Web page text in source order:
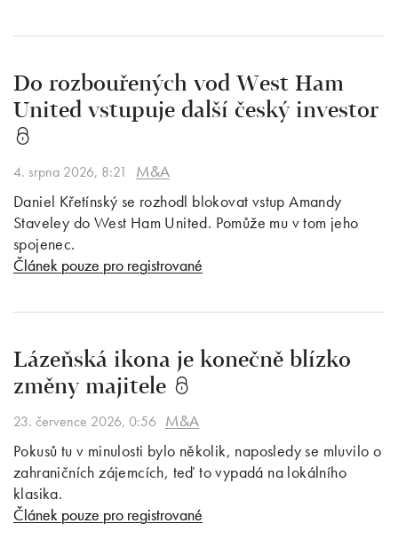
Do rozbouřených vod West Ham
United vstupuje další český investor
4. srpna 2026, 8:21
M&A
Daniel Křetínský se rozhodl blokovat vstup Amandy
Staveley do West Ham United. Pomůže mu v tom jeho
spojenec.
Článek pouze pro registrované
Lázeňská ikona je konečně blízko
změny majitele
23. července 2026, 0:56 M&A
Pokusů tu v minulosti bylo několik, naposledy se mluvilo o
zahraničních zájemcích, teď to vypadá na lokálního
klasika.
Článek pouze pro registrované